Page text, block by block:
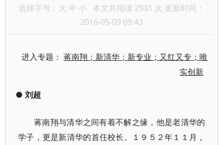
选择字号： 大 中 小 本文共阅读 2931 次 更新时间：
2016-05-09 09:43
进入专题：蒋南翔；新清华；新专业；又红又专；唯
实创新
● 刘超
蒋南翔与清华之间有着不解之缘，他是老清华的
学子，更是新清华的首任校长。１９５２年１１月，